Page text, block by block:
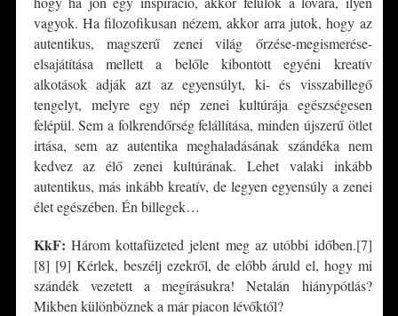
vagyok. Ha filozofikusan nézem, akkor arra jutok, hogy az
autentikus, magszerű zenei világ őrzése-megismerése-
elsajátítása mellett a belőle kibontott egyéni kreatív
alkotások adják azt az egyensúlyt, ki- és visszabillegő
tengelyt, melyre egy nép zenei kultúrája egészségesen
felépül. Sem a folkrendőrség felállítása, minden újszerű ötlet
irtása, sem az autentika meghaladásának szándéka nem
kedvez az élő zenei kultúrának. Lehet valaki inkább
autentikus, más inkább kreatív, de legyen egyensúly a zenei
élet egészében. Én billegek…
KkF: Három kottafüzeted jelent meg az utóbbi időben.[7]
[8] [9] Kérlek, beszélj ezekről, de előbb áruld el, hogy mi
szándék vezetett a megírásukra! Netalán hiánypótlás?
Mikben különböznek a már piacon lévőktől?